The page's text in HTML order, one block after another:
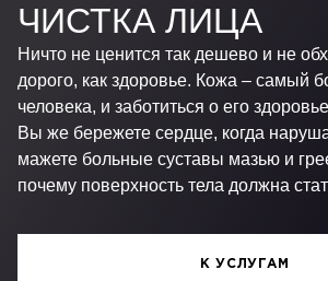
ЧИСТКА ЛИЦА
Ничто не ценится так дешево и не
дорого, как здоровье. Кожа – самый
человека, и заботиться о его
Вы же бережете сердце, когда
мажете больные суставы мазью и
почему поверхность тела должна
К УСЛУГАМ